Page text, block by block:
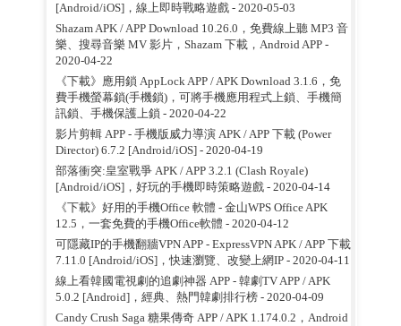
[Android/iOS]，線上即時戰略遊戲- 2020-05-03
Shazam APK / APP Download 10.26.0，免費線上聽 MP3 音
樂、搜尋音樂 MV 影片，Shazam 下載，Android APP-
2020-04-22
《下載》應用鎖 AppLock APP / APK Download 3.1.6，免
費手機螢幕鎖(手機鎖)，可將手機應用程式上鎖、手機簡
訊鎖、手機保護上鎖 - 2020-04-22
影片剪輯 APP - 手機版威力導演 APK / APP 下載 (Power
Director) 6.7.2 [Android/iOS]- 2020-04-19
部落衝突:皇室戰爭 APK / APP 3.2.1 (Clash Royale)
[Android/iOS]，好玩的手機即時策略遊戲- 2020-04-14
《下載》好用的手機Office 軟體 - 金山WPS Office APK
12.5，一套免費的手機Office軟體 - 2020-04-12
可隱藏IP的手機翻牆VPN APP - ExpressVPN APK / APP 下載
7.11.0 [Android/iOS]，快速瀏覽、改變上網IP- 2020-04-11
線上看韓國電視劇的追劇神器 APP - 韓劇TV APP / APK
5.0.2 [Android]，經典、熱門韓劇排行榜- 2020-04-09
Candy Crush Saga 糖果傳奇 APP / APK 1.174.0.2，Android